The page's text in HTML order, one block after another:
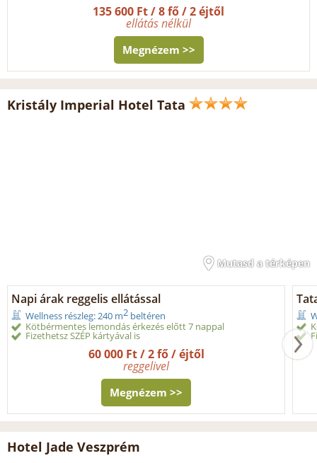
135 600 Ft / 8 fő / 2 éjtől
ellátás nélkül
Megnézem >>
Kristály Imperial Hotel Tata
Mutasd a térképen
Napi árak reggelis ellátással
Wellness részleg: 240 m2 beltéren
Kötbérmentes lemondás érkezés előtt 7 nappal
Fizethetsz SZÉP kártyával is
60 000 Ft / 2 fő / éjtől
reggelivel
Megnézem >>
Hotel Jade Veszprém